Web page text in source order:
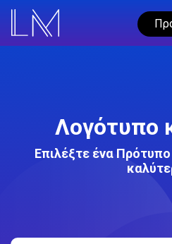
Λογότυπο
Επιλέξτε ένα